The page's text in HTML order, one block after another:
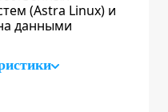
(Astra Linux) и
данными